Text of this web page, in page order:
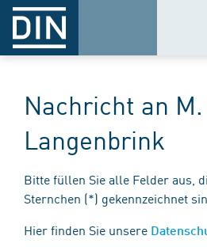
Nachricht an
Langenbrink
Bitte füllen Sie alle Felder aus,
Sternchen (*) gekennzeichnet
Hier finden Sie unsere